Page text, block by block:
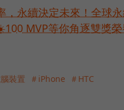
，永續決定未來！全球
MVP等你角逐雙獎
裝置 ＃iPhone ＃HTC